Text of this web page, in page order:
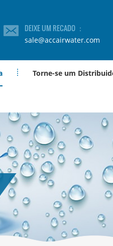
DEIXE UM RECADO ：
sale@accairwater.com
Torne-se um